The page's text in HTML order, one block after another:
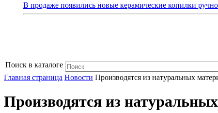
В продаже появились новые керамические копилки
Поиск в каталоге
Главная страница Новости Производятся из натуральных
Производятся из